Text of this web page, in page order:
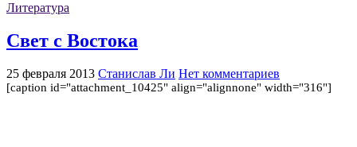
Литература
Свет с Востока
25 февраля 2013 Станислав Ли Нет комментариев
[caption id="attachment_10425" align="alignnone" width="316"]